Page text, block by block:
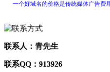
一个好域名的价格是传统媒体广告费
联系人：青先生
联系QQ：913926